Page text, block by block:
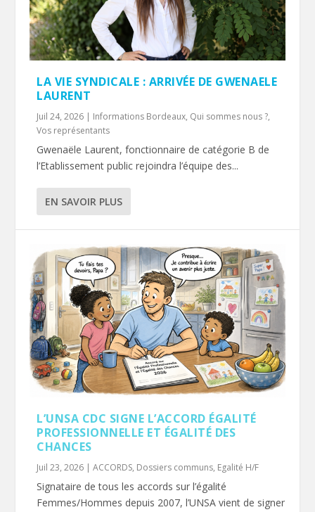
LA VIE SYNDICALE : ARRIVÉE DE GWENAELE
LAURENT
Juil 24, 2026 | Informations Bordeaux, Qui sommes nous ?,
Vos représentants
Gwenaële Laurent, fonctionnaire de catégorie B de
l’Etablissement public rejoindra l’équipe des...
EN SAVOIR PLUS
L’UNSA CDC SIGNE L’ACCORD ÉGALITÉ
PROFESSIONNELLE ET ÉGALITÉ DES
CHANCES
Juil 23, 2026 |ACCORDS, Dossiers communs, Egalité H/F
Signataire de tous les accords sur l’égalité
Femmes/Hommes depuis 2007, l’UNSA vient de signer